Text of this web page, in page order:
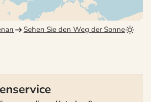
Sehen Sie den Weg der Sonne